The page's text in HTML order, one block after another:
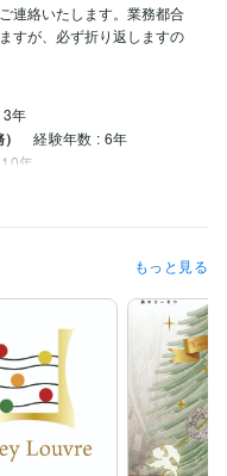
連絡いたします。業務都合
すが、必ず折り返しますの
年
経験年数 : 6年
年
MOS） 取得年 : 2011年
年
もっと見る